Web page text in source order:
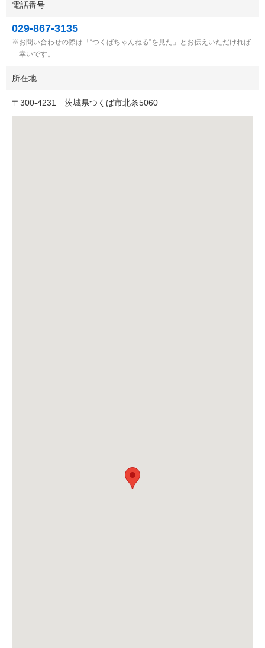
電話番号
029-867-3135
お問い合わせの際は「“つくばちゃんねる”を見た」とお伝えいただければ
幸いです。
所在地
〒 300-4231 茨城県つくば市北条5060